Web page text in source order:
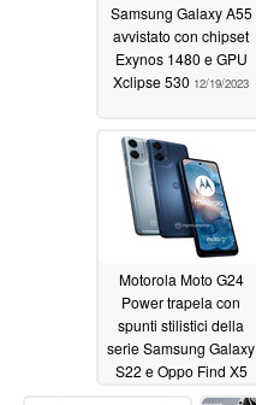
Samsung Galaxy A55
avvistato con chipset
Exynos 1480 e GPU
Xclipse 530 12/19/2023
Motorola Moto G24
Power trapela con
spunti stilistici della
serie Samsung Galaxy
S22 e Oppo Find X5
12/16/2023